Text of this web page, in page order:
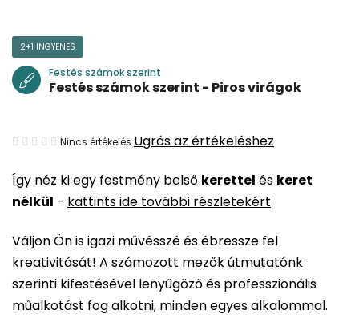
Így néz ki egy festmény belső kerettel és keret
nélkül - kattints ide további részletekért
Váljon Ön is igazi művésszé és ébressze fel
kreativitását! A számozott mezők útmutatónk
szerinti kifestésével lenyűgöző és professzionális
műalkotást fog alkotni, minden egyes alkalommal.
2+1 INGYENES
Festés számok szerint
Festés számok szerint - Piros virágok
A
átlagos
értékelése
ből
0,0
csillag.
Nincs értékelés Ugrás az értékeléshez